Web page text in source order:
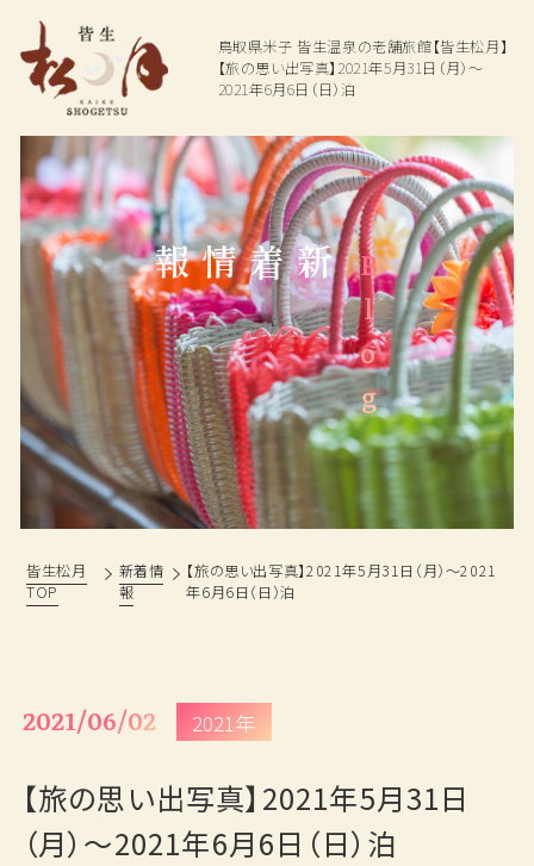
鳥取県米子皆生温泉の老舗旅館【皆生松月】
【旅の思い出写真】2021年5月31日（月）～
2021年6月6日（日）泊
Top
Hot spring
温泉
Dining
お料理
Rooms
ご宿泊客室
Facilities
館内施設
Access
交通アクセス
Plan
プラン一覧
松月の歩み
過ごし方
フォトギャラリー
新着情報
採用情報
新着情報 Blog
皆生松月
TOP
新着情
報
【旅の思い出写真】2021年5月31日（月）～2021
年6月6日（日）泊
2021/06/02 2021年
【旅の思い出写真】2021年5月31日
（月）～2021年6月6日（日）泊